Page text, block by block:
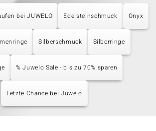
bei JUWELO Edelsteinschmuck Onyx
Silberschmuck Silberringe
% Juwelo Sale - bis zu 70% sparen
Letzte Chance bei Juwelo